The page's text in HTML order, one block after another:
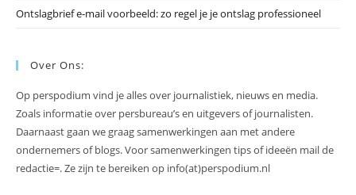
Ontslagbrief e-mail voorbeeld: zo regel je je ontslag professioneel
Over Ons:
Op perspodium vind je alles over journalistiek, nieuws en media.
Zoals informatie over persbureau’s en uitgevers of journalisten.
Daarnaast gaan we graag samenwerkingen aan met andere
ondernemers of blogs. Voor samenwerkingen tips of ideeën mail de
redactie=. Ze zijn te bereiken op info(at)perspodium.nl